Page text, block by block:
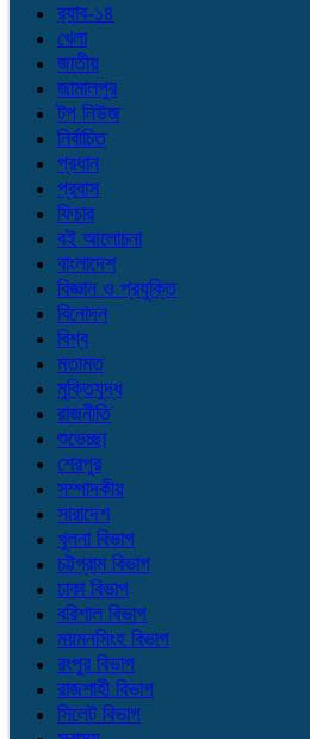
র‌্যাব-১৪
খেলা
জাতীয়
জামালপুর
টপ নিউজ
নির্বাচিত
প্রধান
প্রবাস
ফিচার
বই আলোচনা
বাংলাদেশ
বিজ্ঞান ও প্রযুক্তি
বিনোদন
বিশ্ব
মতামত
মুক্তিযুদ্ধ
রাজনীতি
শুভেচ্ছা
শেরপুর
সম্পাদকীয়
সারাদেশ
খুলনা বিভাগ
চট্টগ্রাম বিভাগ
ঢাকা বিভাগ
বরিশাল বিভাগ
ময়মনসিংহ বিভাগ
রংপুর বিভাগ
রাজশাহী বিভাগ
সিলেট বিভাগ